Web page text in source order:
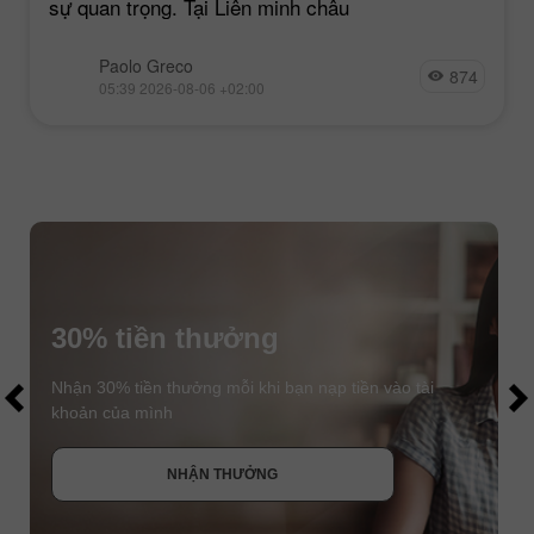
sự quan trọng. Tại Liên minh châu
Paolo Greco
05:39 2026-08-06 +02:00 874
THAM GIA CUỘC THI
$1000
30% tiền thưởng
Nhận 30% tiền thưởng mỗi khi bạn nạp tiền vào tài
khoản của mình
NHẬN THƯỞNG